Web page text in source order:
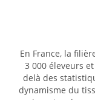
En France, la
3 000 éleveurs
delà des
dynamisme du